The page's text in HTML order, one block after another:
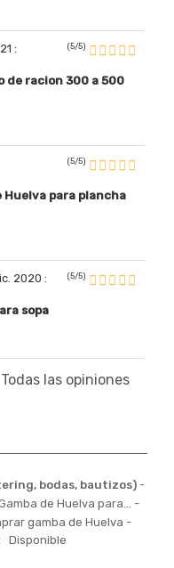
: (5/5)
de racion 300 a 500
(5/5)
Huelva para plancha
2020 : (5/5)
sopa
Todas las opiniones
bodas, bautizos)-
de Huelva para... -
gamba de Huelva -
Disponible